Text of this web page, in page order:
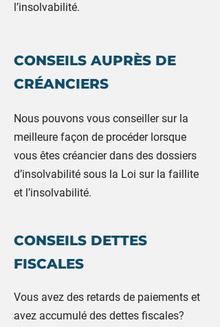
l’insolvabilité.
CONSEILS AUPRÈS DE
CRÉANCIERS
Nous pouvons vous conseiller sur la
meilleure façon de procéder lorsque
vous êtes créancier dans des dossiers
d’insolvabilité sous la Loi sur la faillite
et l’insolvabilité.
CONSEILS DETTES
FISCALES
Vous avez des retards de paiements et
avez accumulé des dettes fiscales?